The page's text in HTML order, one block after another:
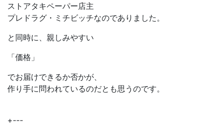
ストアタキペーパー店主
プレドラグ・ミチビッチなのでありました。
と同時に、親しみやすい
「価格」
でお届けできるか否かが、
作り手に問われているのだとも思うのです。
+---